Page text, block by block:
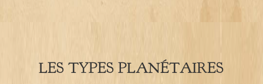
LES TYPES PLANÉTAIRES